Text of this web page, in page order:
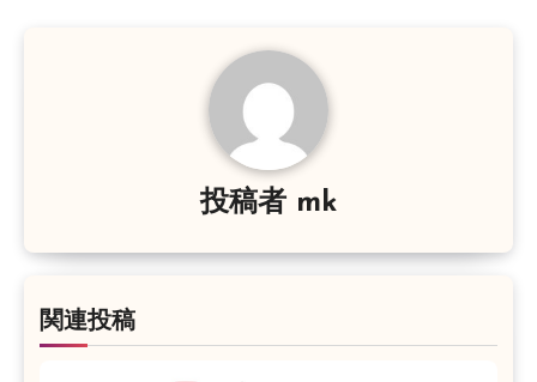
ン
投稿者 mk
関連投稿